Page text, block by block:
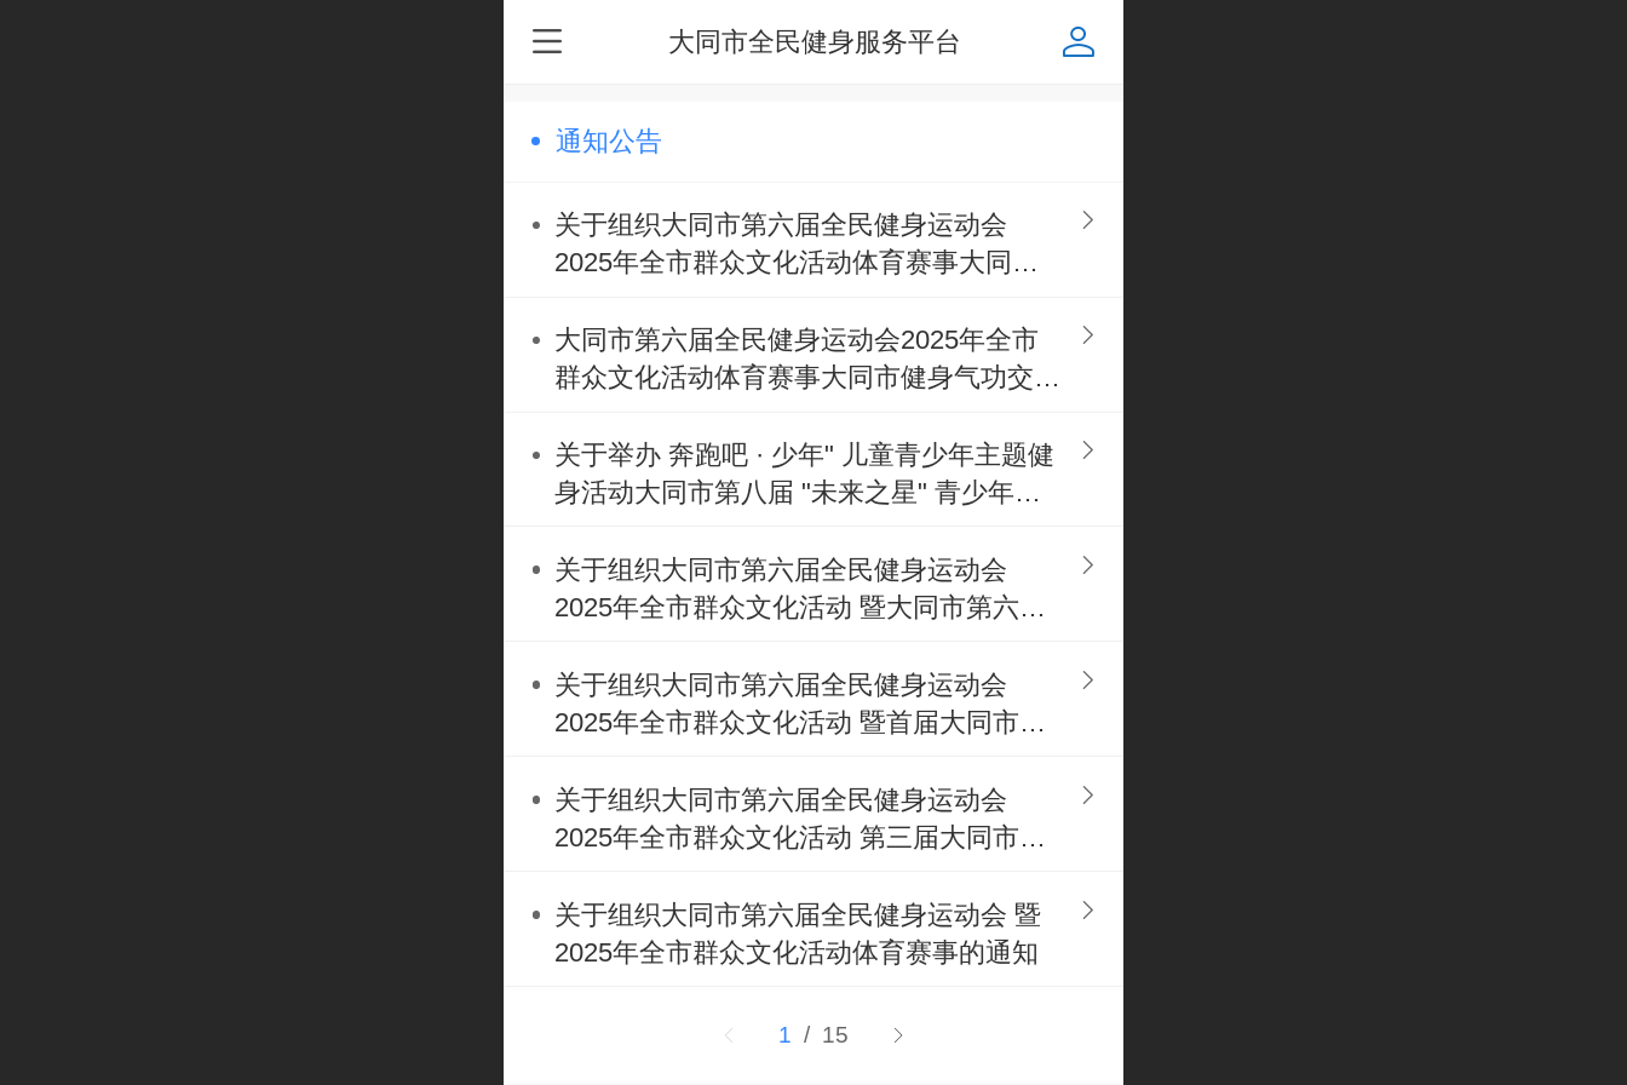
大同市全民健身服务平台
通知公告
关于组织大同市第六届全民健身运动会
2025年全市群众文化活动体育赛事大同市
大同市第六届全民健身运动会2025年全市
群众文化活动体育赛事大同市健身气功交流
关于举办 奔跑吧 · 少年" 儿童青少年主题健
身活动大同市第八届 "未来之星" 青少年阳
关于组织大同市第六届全民健身运动会
2025年全市群众文化活动 暨大同市第六届
关于组织大同市第六届全民健身运动会
2025年全市群众文化活动 暨首届大同市职
关于组织大同市第六届全民健身运动会
2025年全市群众文化活动 第三届大同市篮
子篮球 超级联赛大同赛区比赛的通知
关于组织大同市第六届全民健身运动会 暨
2025年全市群众文化活动体育赛事的通知
1 / 15